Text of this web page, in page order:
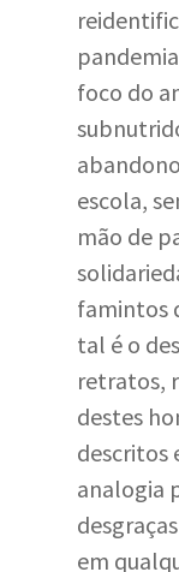
foco do
escola,
mão de
famintos
tal é o
retratos,
destes
descritos
analogia
em